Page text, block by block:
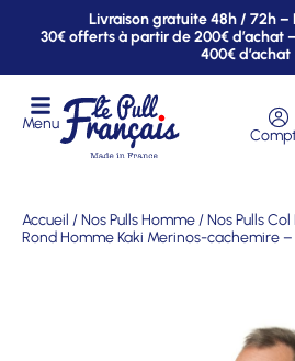
Livraison gratuite 48h / 72h
30€ offerts à partir de 200€ d’achat
400€ d’achat
Menu
Accueil /Nos Pulls Homme /Nos Pulls
Rond Homme Kaki Merinos-cachemire